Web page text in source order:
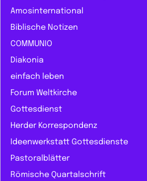
Amosinternational
Biblische Notizen
COMMUNIO
Diakonia
einfach leben
Forum Weltkirche
Gottesdienst
Herder Korrespondenz
Ideenwerkstatt Gottesdienste
Pastoralblätter
Römische Quartalschrift